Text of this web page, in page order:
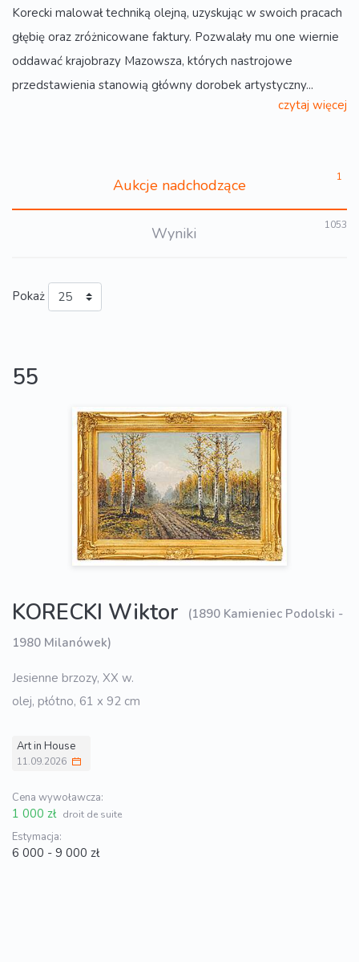
Korecki malował techniką olejną, uzyskując w swoich pracach
głębię oraz zróżnicowane faktury. Pozwalały mu one wiernie
oddawać krajobrazy Mazowsza, których nastrojowe
przedstawienia stanowią główny dorobek artystyczny...
czytaj więcej
Aukcje nadchodzące 1
Wyniki 1053
Pokaż
55
KORECKI Wiktor
(1890 Kamieniec Podolski -
1980 Milanówek)
Jesienne brzozy, XX w.
olej, płótno, 61 x 92 cm
Art in House
11.09.2026
Cena wywoławcza:
1 000 zł droit de suite
Estymacja:
6 000 - 9 000 zł